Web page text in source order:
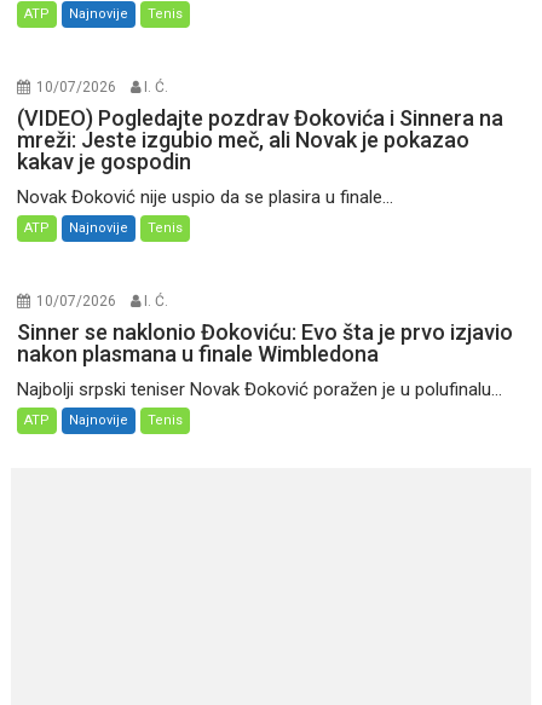
ATP Najnovije Tenis
10/07/2026 I. Ć.
(VIDEO) Pogledajte pozdrav Đokovića i Sinnera na
mreži: Jeste izgubio meč, ali Novak je pokazao
kakav je gospodin
Novak Đoković nije uspio da se plasira u finale...
ATP Najnovije Tenis
10/07/2026 I. Ć.
Sinner se naklonio Đokoviću: Evo šta je prvo izjavio
nakon plasmana u finale Wimbledona
Najbolji srpski teniser Novak Đoković poražen je u polufinalu...
ATP Najnovije Tenis